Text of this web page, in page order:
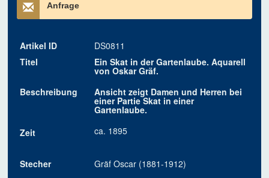
Anfrage
Artikel ID
DS0811
Titel
Ein Skat in der Gartenlaube. Aquarell
von Oskar Gräf.
Beschreibung
Ansicht zeigt Damen und Herren bei
einer Partie Skat in einer
Gartenlaube.
Zeit
ca. 1895
Stecher
Gräf Oscar (1881-1912)